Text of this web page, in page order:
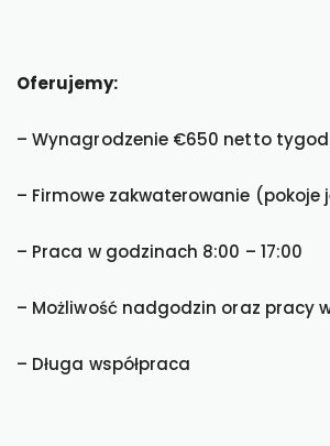
Oferujemy:
– Wynagrodzenie €650 netto
– Firmowe zakwaterowanie (pokoje
– Praca w godzinach 8:00 – 17:00
– Możliwość nadgodzin oraz pracy
– Długa współpraca